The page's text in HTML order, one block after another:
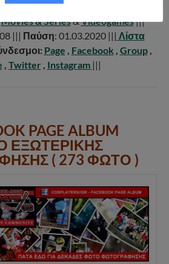
|||Κατηγορία
Movies & Series&Videogames|||
||| Παύση: 01.03.2020 ||| Λίστα
Page , Facebook , Group,
, Twitter , Instagram |||
PAGE ALBUM
ΕΞΩΤΕΡΙΚΗΣ
( 273 ΦΩΤΟ )